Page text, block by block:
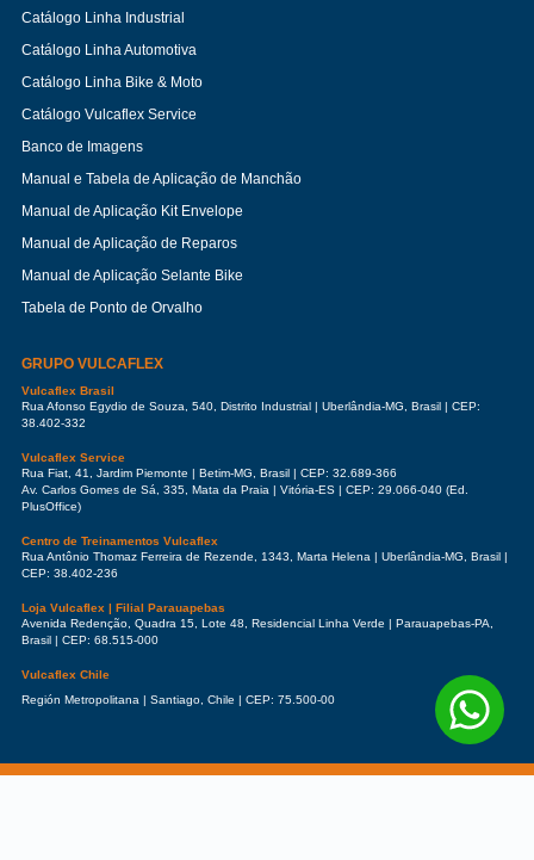
Catálogo Linha Industrial
Catálogo Linha Automotiva
Catálogo Linha Bike & Moto
Catálogo Vulcaflex Service
Banco de Imagens
Manual e Tabela de Aplicação de Manchão
Manual de Aplicação Kit Envelope
Manual de Aplicação de Reparos
Manual de Aplicação Selante Bike
Tabela de Ponto de Orvalho
GRUPO VULCAFLEX
Vulcaflex Brasil
Rua Afonso Egydio de Souza, 540, Distrito Industrial | Uberlândia-MG, Brasil | CEP:
38.402-332
Vulcaflex Service
Rua Fiat, 41, Jardim Piemonte | Betim-MG, Brasil | CEP: 32.689-366
Av. Carlos Gomes de Sá, 335, Mata da Praia | Vitória-ES | CEP: 29.066-040 (Ed.
PlusOffice)
Centro de Treinamentos Vulcaflex
Rua Antônio Thomaz Ferreira de Rezende, 1343, Marta Helena | Uberlândia-MG, Brasil |
CEP: 38.402-236
Loja Vulcaflex | Filial Parauapebas
Avenida Redenção, Quadra 15, Lote 48, Residencial Linha Verde | Parauapebas-PA,
Brasil | CEP: 68.515-000
Vulcaflex Chile
Región Metropolitana | Santiago, Chile | CEP: 75.500-00